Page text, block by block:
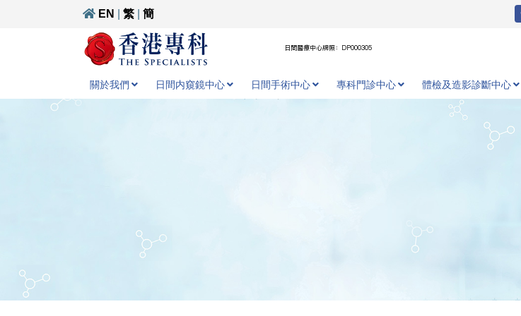
EN 繁 簡
日間醫療中心牌照：DP000305
關於我們 日間内窺鏡中心 日間手術中心 專科門診中心 體檢及造影診斷中心